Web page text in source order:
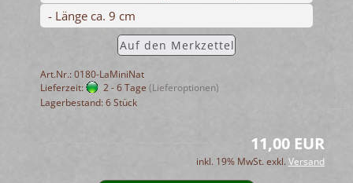
- Länge ca. 9 cm
Auf den Merkzettel
Art.Nr.: 0180-LaMiniNat
Lieferzeit:
2 - 6 Tage (Lieferoptionen)
Lagerbestand: 6 Stück
11,00 EUR
inkl. 19% MwSt. exkl.Versand